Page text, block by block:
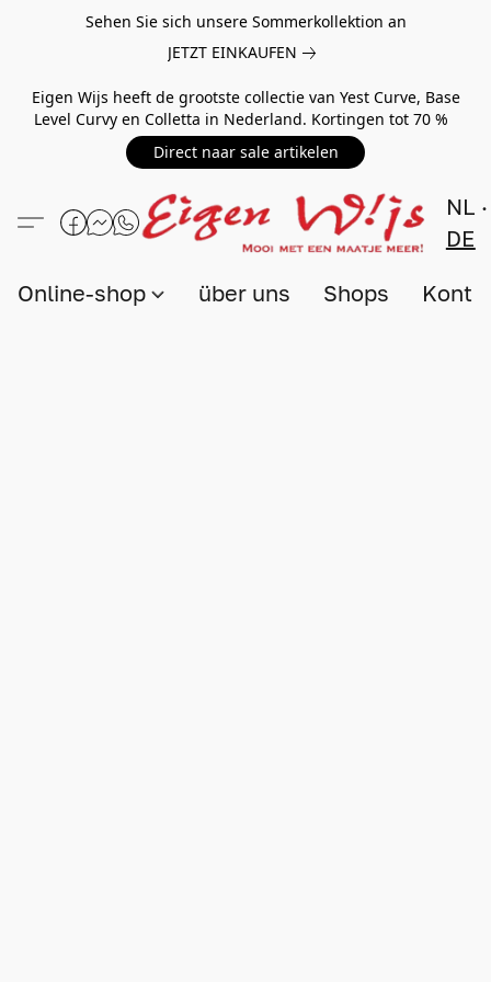
Sehen Sie sich unsere Sommerkollektion an
JETZT EINKAUFEN
Eigen Wijs heeft de grootste collectie van Yest Curve, Base
Level Curvy en Colletta in Nederland. Kortingen tot 70 %
Direct naar sale artikelen
NL
DE
Online-shop über uns Shops